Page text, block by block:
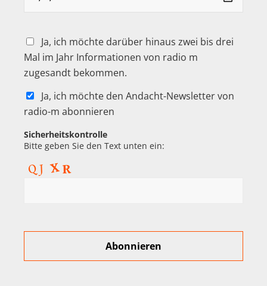
Ja, ich möchte darüber hinaus zwei bis drei
Mal im Jahr Informationen von radio m
zugesandt bekommen.
Ja, ich möchte den Andacht-Newsletter von
radio-m abonnieren
Sicherheitskontrolle
Bitte geben Sie den Text unten ein: